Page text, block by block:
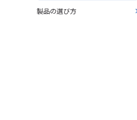
製品の選び方